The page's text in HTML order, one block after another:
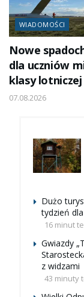
WIADOMOŚCI
Nowe
dla uczniów
klasy lotniczej
07.08.2026
Dużo
tydzień
16 minut
Gwiazdy
z widzami
43 minuty